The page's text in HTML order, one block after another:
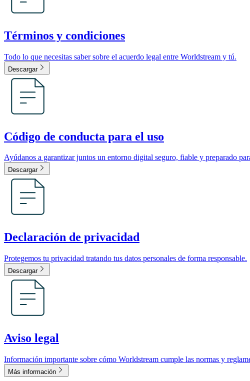
Términos y condiciones
Todo lo que necesitas saber sobre el acuerdo legal entre Worldstream y tú.
Descargar
Código de conducta para el uso
Ayúdanos a garantizar juntos un entorno digital seguro, fiable y preparado
Descargar
Declaración de privacidad
Protegemos tu privacidad tratando tus datos personales de forma responsable.
Descargar
Aviso legal
Información importante sobre cómo Worldstream cumple las normas y
Más información